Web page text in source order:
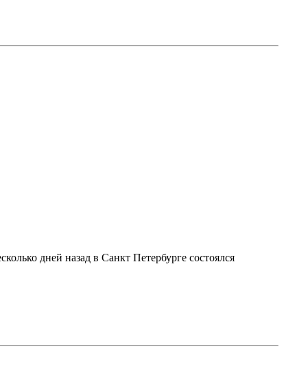
дней назад в Санкт Петербурге состоялся